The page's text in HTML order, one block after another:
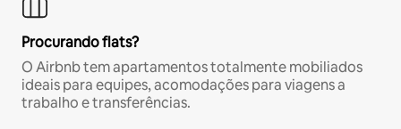
Procurando flats?
O Airbnb tem apartamentos totalmente mobiliados
ideais para equipes, acomodações para viagens a
trabalho e transferências.